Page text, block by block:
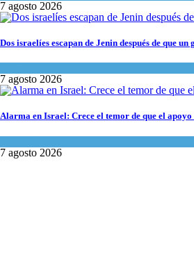
7 agosto 2026
Dos israelíes escapan de Jenin después de que
7 agosto 2026
Alarma en Israel: Crece el temor de que el
7 agosto 2026